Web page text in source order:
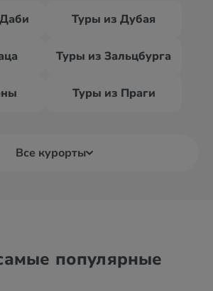
Туры из Дубая
Туры из Зальцбурга
Туры из Праги
Все курорты
популярные